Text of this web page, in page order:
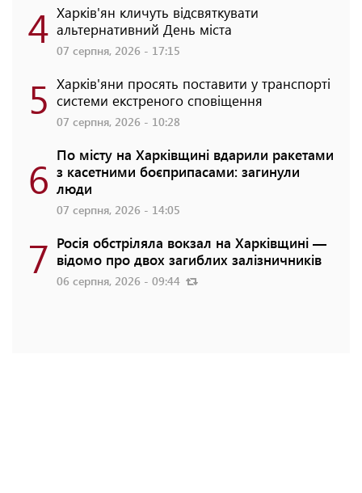
4 Харків'ян кличуть відсвяткувати
альтернативний День міста
07 серпня, 2026 - 17:15
5 Харків'яни просять поставити у транспорті
системи екстреного сповіщення
07 серпня, 2026 - 10:28
6 По місту на Харківщині вдарили ракетами
з касетними боєприпасами: загинули
люди
07 серпня, 2026 - 14:05
7 Росія обстріляла вокзал на Харківщині —
відомо про двох загиблих залізничників
06 серпня, 2026 - 09:44